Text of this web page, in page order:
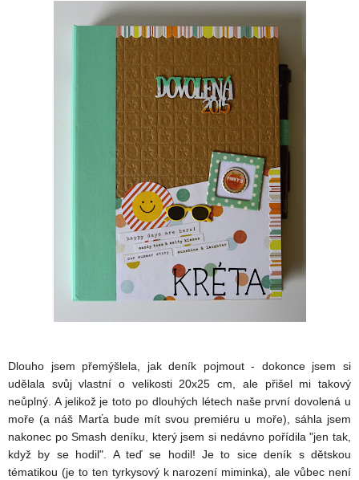
Dlouho jsem přemýšlela, jak deník pojmout - dokonce jsem si
udělala svůj vlastní o velikosti 20x25 cm, ale přišel mi takový
neůplný. A jelikož je toto po dlouhých létech naše první dovolená u
moře (a náš Marťa bude mít svou premiéru u moře), sáhla jsem
nakonec po Smash deníku, který jsem si nedávno pořídila "jen tak,
když by se hodil". A teď se hodil! Je to sice deník s dětskou
tématikou (je to ten tyrkysový k narození miminka), ale vůbec není